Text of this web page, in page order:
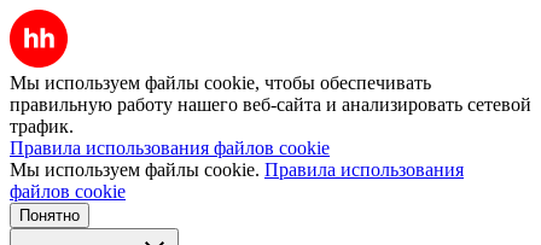
Мы используем файлы cookie, чтобы обеспечивать
правильную работу нашего веб-сайта и анализировать сетевой
трафик.
Правила использования файлов cookie
Мы используем файлы cookie. Правила использования
файлов cookie
Понятно